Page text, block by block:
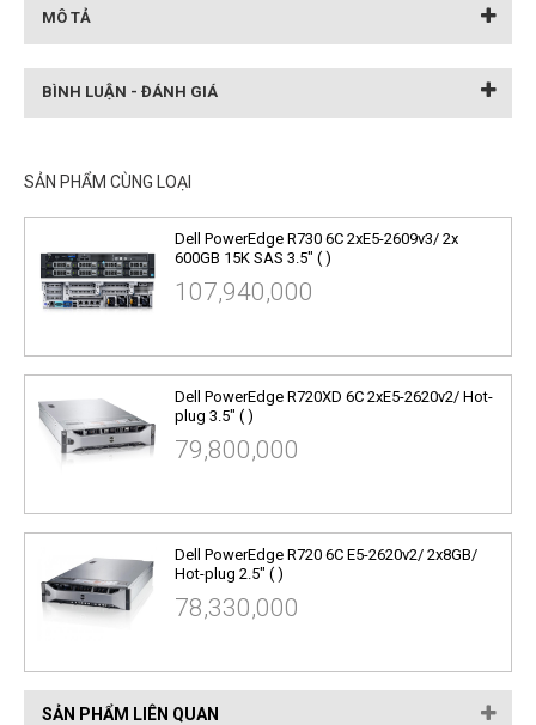
MÔ TẢ
BÌNH LUẬN - ĐÁNH GIÁ
SẢN PHẨM CÙNG LOẠI
Dell PowerEdge R730 6C 2xE5-2609v3/ 2x
600GB 15K SAS 3.5" ( )
107,940,000
Dell PowerEdge R720XD 6C 2xE5-2620v2/ Hot-
plug 3.5" ( )
79,800,000
Dell PowerEdge R720 6C E5-2620v2/ 2x8GB/
Hot-plug 2.5" ( )
78,330,000
SẢN PHẨM LIÊN QUAN